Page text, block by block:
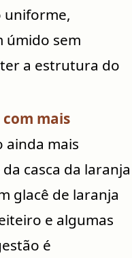
uniforme,
úmido sem
a estrutura do
mais
ainda mais
casca da laranja
glacê de laranja
e algumas
é